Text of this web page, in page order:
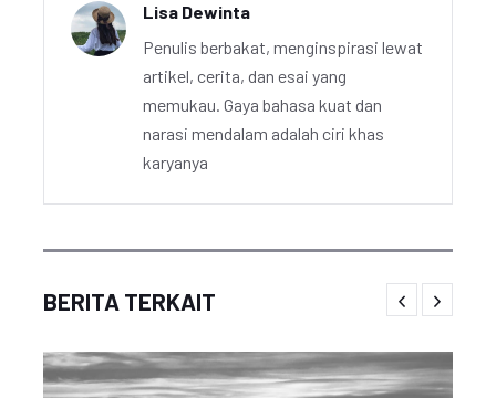
Lisa Dewinta
Penulis berbakat, menginspirasi lewat
artikel, cerita, dan esai yang
memukau. Gaya bahasa kuat dan
narasi mendalam adalah ciri khas
karyanya
BERITA TERKAIT